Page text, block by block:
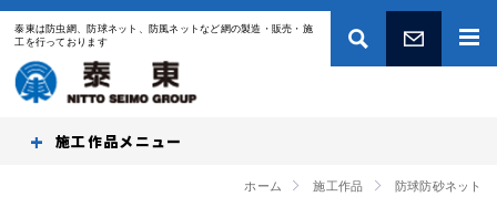
泰東は防虫網、防球ネット、防風ネットなど網の製造・販売・施
工を行っております
施工作品
ホーム 施工作品 防球防砂ネット